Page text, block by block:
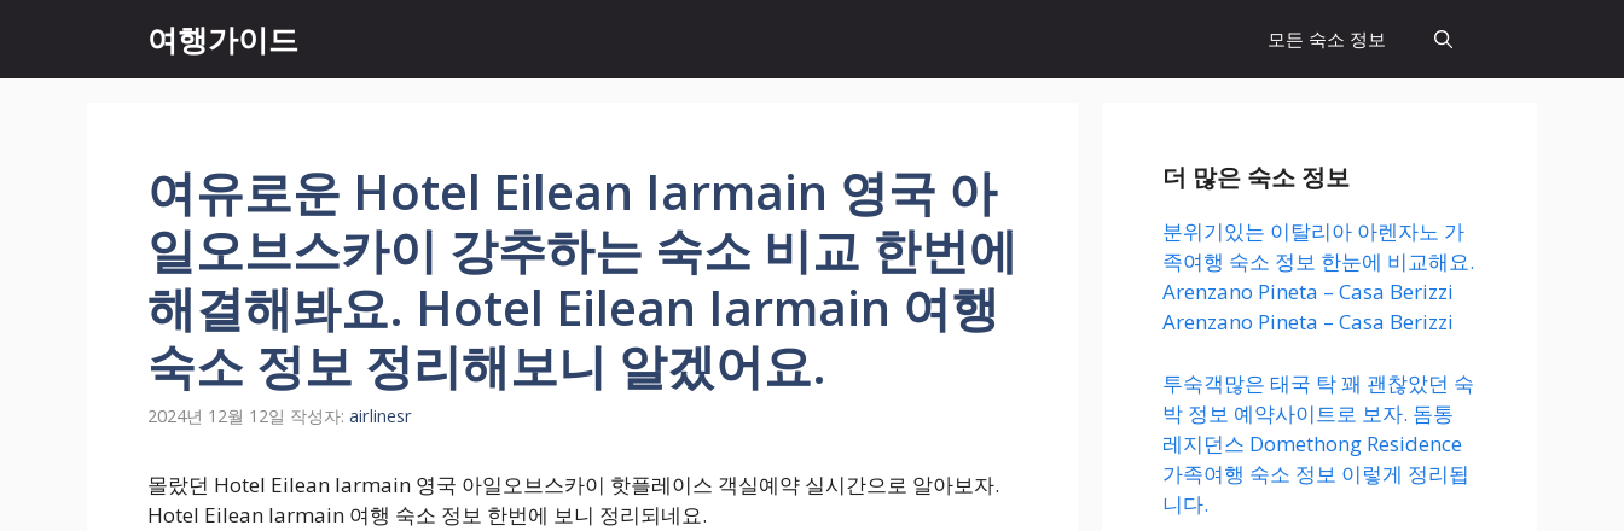
츠
여행가이드 모든 숙소 정보
여유로운 Hotel Eilean Iarmain 영국 아
일오브스카이 강추하는 숙소 비교 한번에
해결해봐요. Hotel Eilean Iarmain 여행
숙소 정보 정리해보니 알겠어요.
2024년 12월 12일 작성자: airlinesr
몰랐던 Hotel Eilean Iarmain 영국 아일오브스카이 핫플레이스 객실예약 실시간으로 알아보자.
Hotel Eilean Iarmain 여행 숙소 정보 한번에 보니 정리되네요.
더 많은 숙소 정보
분위기있는 이탈리아 아렌자노 가
족여행 숙소 정보 한눈에 비교해요.
Arenzano Pineta – Casa Berizzi
Arenzano Pineta – Casa Berizzi
투숙객많은 태국 탁 꽤 괜찮았던 숙
박 정보 예약사이트로 보자. 돔통
레지던스 Domethong Residence
가족여행 숙소 정보 이렇게 정리됩
니다.